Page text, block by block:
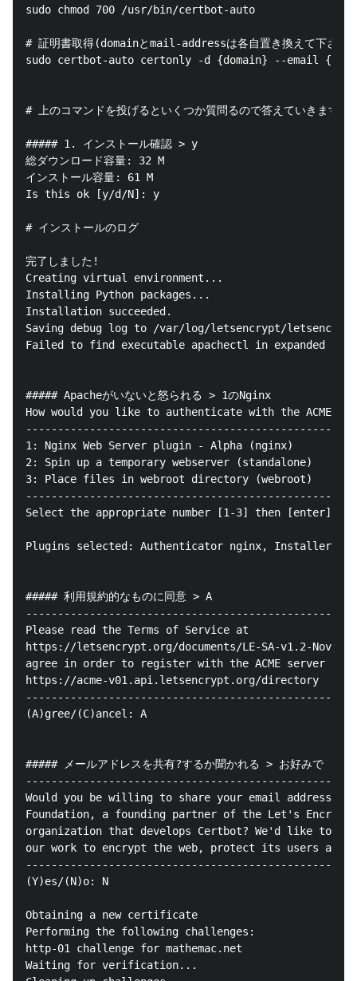
sudo chmod 700 /usr/bin/certbot-auto
# 証明書取得(domainとmail-addressは各自置き換えて下さい)
sudo certbot-auto certonly -d {domain} --email
# 上のコマンドを投げるといくつか質問るので答えていきます
##### 1. インストール確認 > y
総ダウンロード容量: 32 M
インストール容量: 61 M
Is this ok [y/d/N]: y
# インストールのログ
完了しました!
Creating virtual environment...
Installing Python packages...
Installation succeeded.
Saving debug log to /var/log/letsencrypt/
Failed to find executable apachectl in expanded
##### Apacheがいないと怒られる > 1のNginx
How would you like to authenticate with the ACME CA?
1: Nginx Web Server plugin - Alpha (nginx)
2: Spin up a temporary webserver (standalone)
3: Place files in webroot directory (webroot)
Select the appropriate number [1-3] then [enter]
Plugins selected: Authenticator nginx, Installer
##### 利用規約的なものに同意 > A
Please read the Terms of Service at
https://letsencrypt.org/documents/LE-SA-v1.2-
agree in order to register with the ACME server at
https://acme-v01.api.letsencrypt.org/directory
(A)gree/(C)ancel: A
##### メールアドレスを共有?するか聞かれる > お好みで
Would you be willing to share your email address
Foundation, a founding partner of the Let's
organization that develops Certbot? We'd like to
our work to encrypt the web, protect its users
(Y)es/(N)o: N
Obtaining a new certificate
Performing the following challenges:
http-01 challenge for mathemac.net
Waiting for verification...